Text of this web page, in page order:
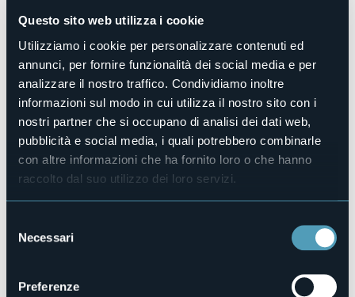
Questo sito web utilizza i cookie
Utilizziamo i cookie per personalizzare contenuti ed
annunci, per fornire funzionalità dei social media e per
analizzare il nostro traffico. Condividiamo inoltre
informazioni sul modo in cui utilizza il nostro sito con i
nostri partner che si occupano di analisi dei dati web,
pubblicità e social media, i quali potrebbero combinarle
con altre informazioni che ha fornito loro o che hanno
raccolto dal suo utilizzo dei loro servizi.
delNecessari
Preferenze
Centro benessere
No
Sala congressi
No
Piscina
No
Animali ammessi
No
Camere
43
Posti letto
E-mail
0322 58025